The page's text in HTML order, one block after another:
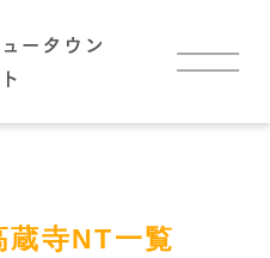
寺NT一覧